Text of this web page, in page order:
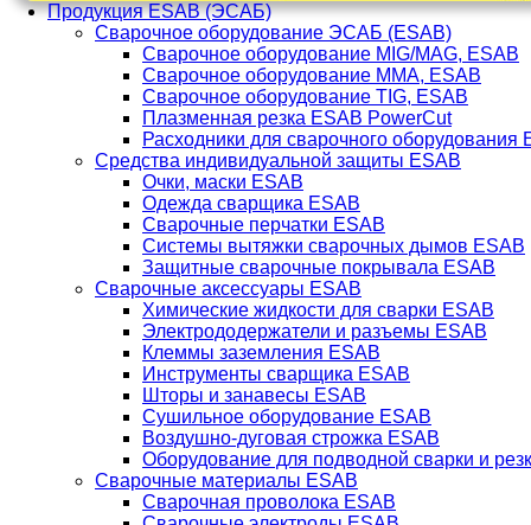
Продукция ESAB (ЭСАБ)
Сварочное оборудование ЭСАБ (ESAB)
Сварочное оборудование MIG/MAG, ESAB
Сварочное оборудование ММА, ESAB
Сварочное оборудование TIG, ESAB
Плазменная резка ESAB PowerCut
Расходники для сварочного оборудования
Средства индивидуальной защиты ESAB
Очки, маски ESAB
Одежда сварщика ESAB
Сварочные перчатки ESAB
Системы вытяжки сварочных дымов ESAB
Защитные сварочные покрывала ESAB
Сварочные аксессуары ESAB
Химические жидкости для сварки ESAB
Электрододержатели и разъемы ESAB
Клеммы заземления ESAB
Инструменты сварщика ESAB
Шторы и занавесы ESAB
Сушильное оборудование ESAB
Воздушно-дуговая строжка ESAB
Оборудование для подводной сварки и
Сварочные материалы ESAB
Сварочная проволока ESAB